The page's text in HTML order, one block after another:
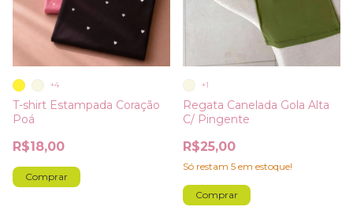
T-shirt Estampada Coração
Poá
R$18,00
+4
Comprar
Regata Canelada Gola Alta
C/ Pingente
R$25,00
Só restam 5 em estoque!
+1
Comprar